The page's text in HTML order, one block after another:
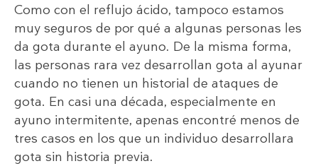
Como con el reflujo ácido, tampoco estamos
muy seguros de por qué a algunas personas les
da gota durante el ayuno. De la misma forma,
las personas rara vez desarrollan gota al ayunar
cuando no tienen un historial de ataques de
gota. En casi una década, especialmente en
ayuno intermitente, apenas encontré menos de
tres casos en los que un individuo desarrollara
gota sin historia previa.